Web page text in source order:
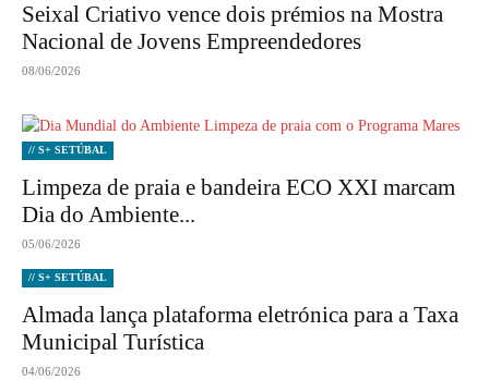
Seixal Criativo vence dois prémios na Mostra
Nacional de Jovens Empreendedores
08/06/2026
// S+ SETÚBAL
Limpeza de praia e bandeira ECO XXI marcam
Dia do Ambiente...
05/06/2026
// S+ SETÚBAL
Almada lança plataforma eletrónica para a Taxa
Municipal Turística
04/06/2026